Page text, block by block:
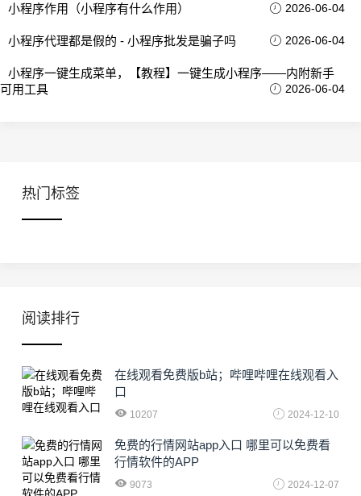
小程序作用（小程序有什么作用） 2026-06-04
小程序代理都是假的 - 小程序批发是骗子吗 2026-06-04
小程序一键生成菜单，【教程】一键生成小程序——内附新手
可用工具
2026-06-04
热门标签
阅读排行
在线观看免费版b站；哔哩哔哩在线观看入
口
10207 2024-12-10
免费的行情网站app入口 哪里可以免费看
行情软件的APP
9073 2024-12-07